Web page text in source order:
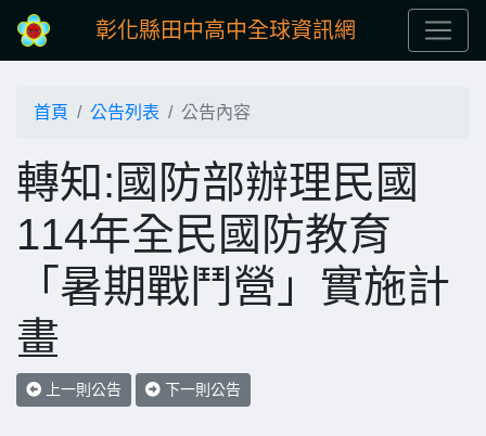
彰化縣田中高中全球資訊網
首頁 公告列表 公告內容
轉知:國防部辦理民國
114年全民國防教育
「暑期戰鬥營」實施計
畫
上一則公告 下一則公告